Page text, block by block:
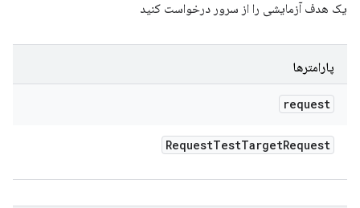
یک هدف آزمایشی را از سرور درخواست کنید
پارامترها
request
RequestTestTargetRequest